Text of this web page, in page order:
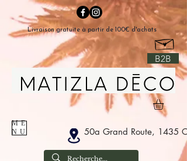
B2B
50a Grand Route, 1435
ME
NU
Livraison gratuite à partir de 100€ d'achats